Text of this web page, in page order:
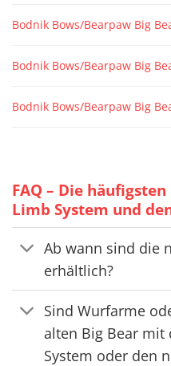
Bodnik Bows/Bearpaw Big
Bodnik Bows/Bearpaw Big
Bodnik Bows/Bearpaw Big
FAQ – Die
Limb System und
Ab wann sind die
erhältlich?
Sind Wurfarme
alten Big Bear mit
System oder den